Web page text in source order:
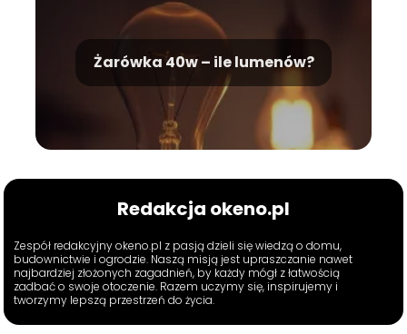
Żarówka 40w – ile lumenów?
Redakcja okeno.pl
Zespół redakcyjny okeno.pl z pasją dzieli się wiedzą o domu,
budownictwie i ogrodzie. Naszą misją jest upraszczanie nawet
najbardziej złożonych zagadnień, by każdy mógł z łatwością
zadbać o swoje otoczenie. Razem uczymy się, inspirujemy i
tworzymy lepszą przestrzeń do życia.